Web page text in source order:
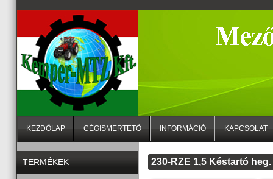
KEZDŐLAP CÉGISMERTETŐ INFORMÁCIÓ KAPCSOLAT
230-RZE 1,5 Késtartó
TERMÉKEK